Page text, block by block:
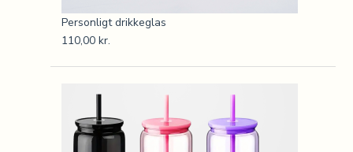
Personligt drikkeglas
110,00 kr.